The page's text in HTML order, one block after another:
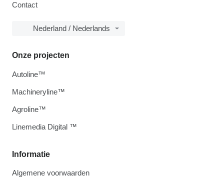
Contact
Nederland / Nederlands
Informatie
Algemene voorwaarden
Onze projecten
Autoline™
Machineryline™
Agroline™
Linemedia Digital ™